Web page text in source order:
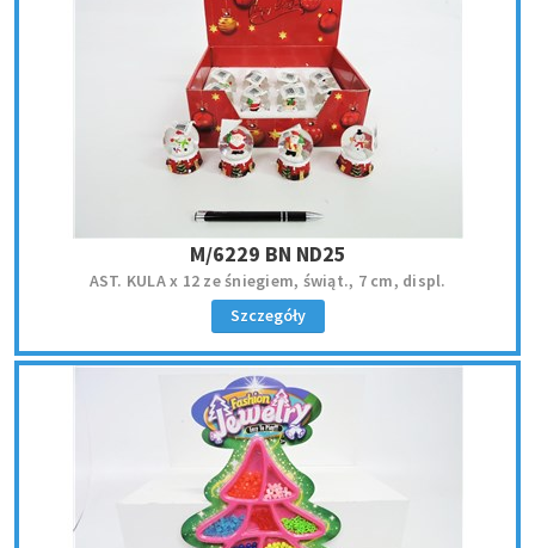
M/6229 BN ND25
AST. KULA x 12 ze śniegiem, świąt., 7 cm, displ.
Szczegóły